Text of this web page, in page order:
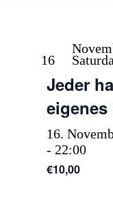
16
Jeder
eigenes
16.
- 22:00
€10,00